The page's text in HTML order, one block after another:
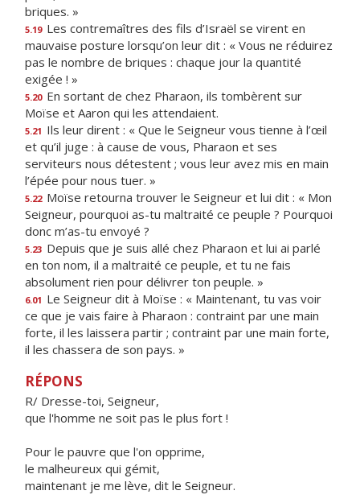
briques. »
5.19 Les contremaîtres des fils d’Israël se virent en
mauvaise posture lorsqu’on leur dit : « Vous ne réduirez
pas le nombre de briques : chaque jour la quantité
exigée ! »
5.20 En sortant de chez Pharaon, ils tombèrent sur
Moïse et Aaron qui les attendaient.
5.21 Ils leur dirent : « Que le Seigneur vous tienne à l’œil
et qu’il juge : à cause de vous, Pharaon et ses
serviteurs nous détestent ; vous leur avez mis en main
l’épée pour nous tuer. »
5.22 Moïse retourna trouver le Seigneur et lui dit : « Mon
Seigneur, pourquoi as-tu maltraité ce peuple ? Pourquoi
donc m’as-tu envoyé ?
5.23 Depuis que je suis allé chez Pharaon et lui ai parlé
en ton nom, il a maltraité ce peuple, et tu ne fais
absolument rien pour délivrer ton peuple. »
6.01 Le Seigneur dit à Moïse : « Maintenant, tu vas voir
ce que je vais faire à Pharaon : contraint par une main
forte, il les laissera partir ; contraint par une main forte,
il les chassera de son pays. »
RÉPONS
R/ Dresse-toi, Seigneur,
que l'homme ne soit pas le plus fort !
Pour le pauvre que l'on opprime,
le malheureux qui gémit,
maintenant je me lève, dit le Seigneur.